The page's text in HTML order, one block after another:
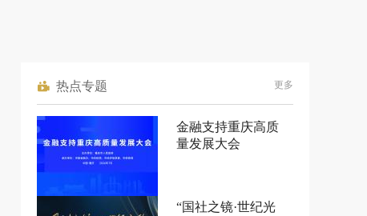
热点专题 更多
金融支持重庆高质
量发展大会
“国社之镜·世纪光